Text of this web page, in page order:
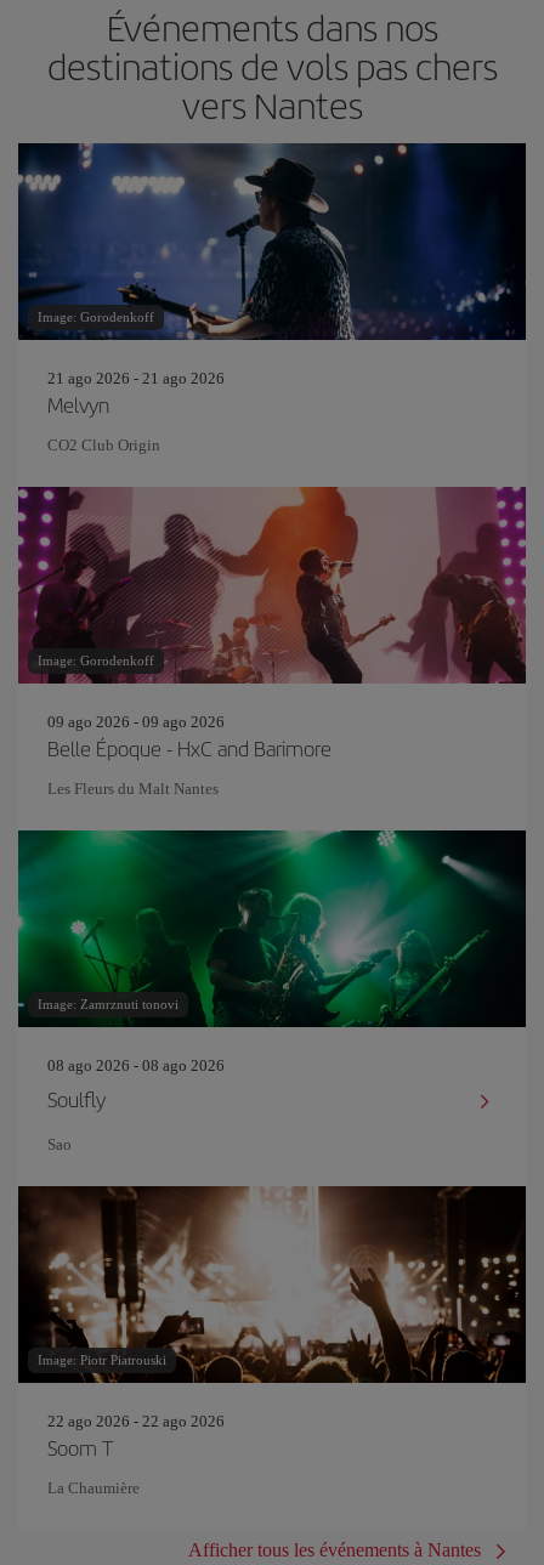
Événements dans nos
destinations de vols pas chers
vers Nantes
Image: Gorodenkoff
21 ago 2026 - 21 ago 2026
Melvyn
CO2 Club Origin
Image: Gorodenkoff
09 ago 2026 - 09 ago 2026
Belle Époque - HxC and Barimore
Les Fleurs du Malt Nantes
Image: Zamrznuti tonovi
08 ago 2026 - 08 ago 2026
Soulfly
Sao
Image: Piotr Piatrouski
22 ago 2026 - 22 ago 2026
Soom T
La Chaumière
Afficher tous les événements à Nantes